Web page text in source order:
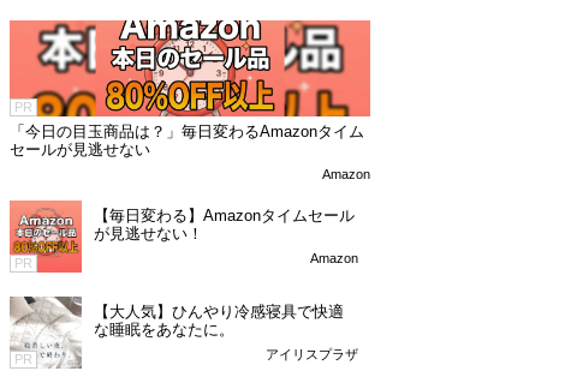
PR
「今日の目玉商品は？」毎日変わるAmazonタイム
セールが見逃せない
Amazon
PR
【毎日変わる】Amazonタイムセール
が見逃せない！
Amazon
PR
【大人気】ひんやり冷感寝具で快適
な睡眠をあなたに。
アイリスプラザ